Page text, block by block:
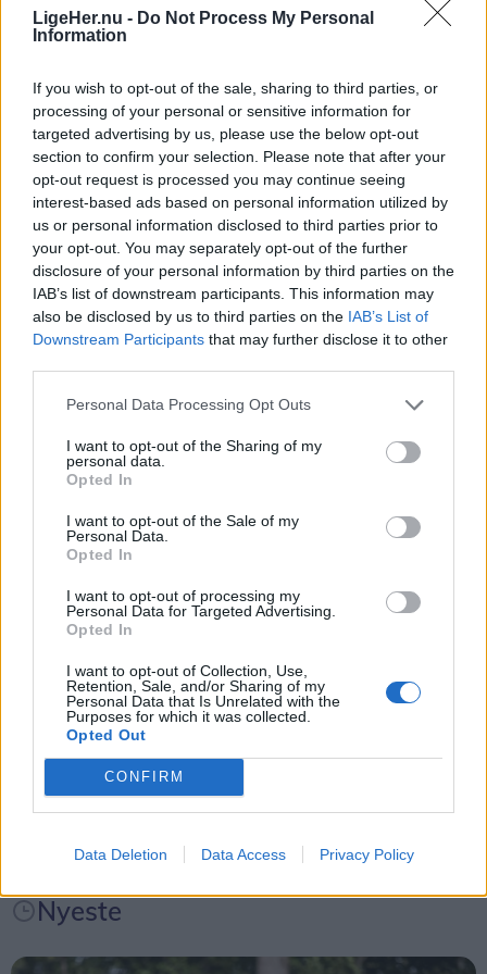
LigeHer.nu - Do Not Process My Personal
Information
If you wish to opt-out of the sale, sharing to third parties, or
processing of your personal or sensitive information for
targeted advertising by us, please use the below opt-out
section to confirm your selection. Please note that after your
opt-out request is processed you may continue seeing
interest-based ads based on personal information utilized by
us or personal information disclosed to third parties prior to
your opt-out. You may separately opt-out of the further
disclosure of your personal information by third parties on the
IAB’s list of downstream participants. This information may
also be disclosed by us to third parties on the IAB’s List of
Downstream Participants that may further disclose it to other
Personal Data Processing Opt Outs
I want to opt-out of the Sharing of my
personal data.
Opted In
I want to opt-out of the Sale of my
Personal Data.
Opted In
I want to opt-out of processing my
Personal Data for Targeted Advertising.
Opted In
I want to opt-out of Collection, Use,
Retention, Sale, and/or Sharing of my
Personal Data that Is Unrelated with the
Purposes for which it was collected.
Opted Out
CONFIRM
Data Deletion Data Access Privacy Policy
Her åbnede Poul Krebs & Band, mens publikum
senere kunne opleve Jack Flash and The Comets,
Blæst, Von Quar og de lokale helte, The Blue Van.
I teltet var der mindre koncerter og pianobar, som
gav plads til mere intime musikoplevelser.
BRØNDERSLEV: Brønderslev IF kunne søndag
udgave af Spar Nord Cup.
Lørdag og søndag dystede 212 fodboldhold og
omkring 2.000 spillere på banerne ved BI
Centeret.
Stævnet var rettet mod de yngste årgange fra U6
til U13, og ifølge arrangørerne lagde omkring
7.500 spillere, familiemedlemmer og frivillige vejen
- Vi er meget tilfredse. Det er vist første gang, vi
har undgået regn begge stævnedage. Det har
Nielsen fra udvalget bag cuppen.
Vis mere
Kategorier
Events
Aktuelt
Mennesker
Shopping
Mad & drikke
Nyeste